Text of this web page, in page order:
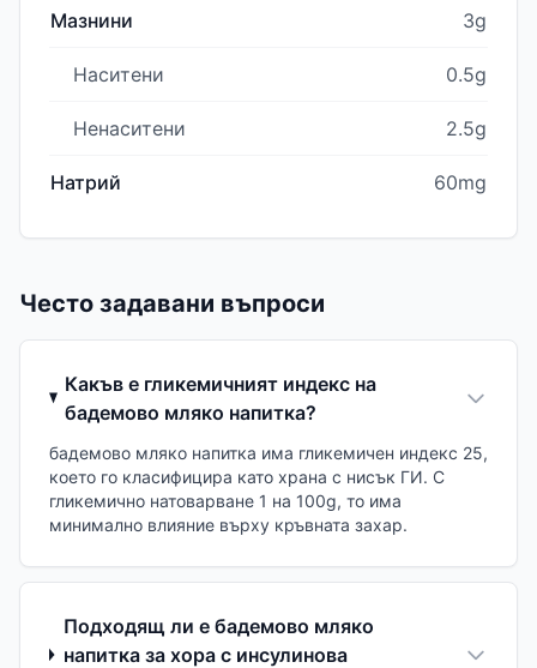
Мазнини 3g
Наситени 0.5g
Ненаситени 2.5g
Натрий 60mg
Често задавани въпроси
Какъв е гликемичният индекс на
бадемово мляко напитка?
бадемово мляко напитка има гликемичен индекс 25,
което го класифицира като храна с нисък ГИ. С
гликемично натоварване 1 на 100g, то има
минимално влияние върху кръвната захар.
Подходящ ли е бадемово мляко
напитка за хора с инсулинова